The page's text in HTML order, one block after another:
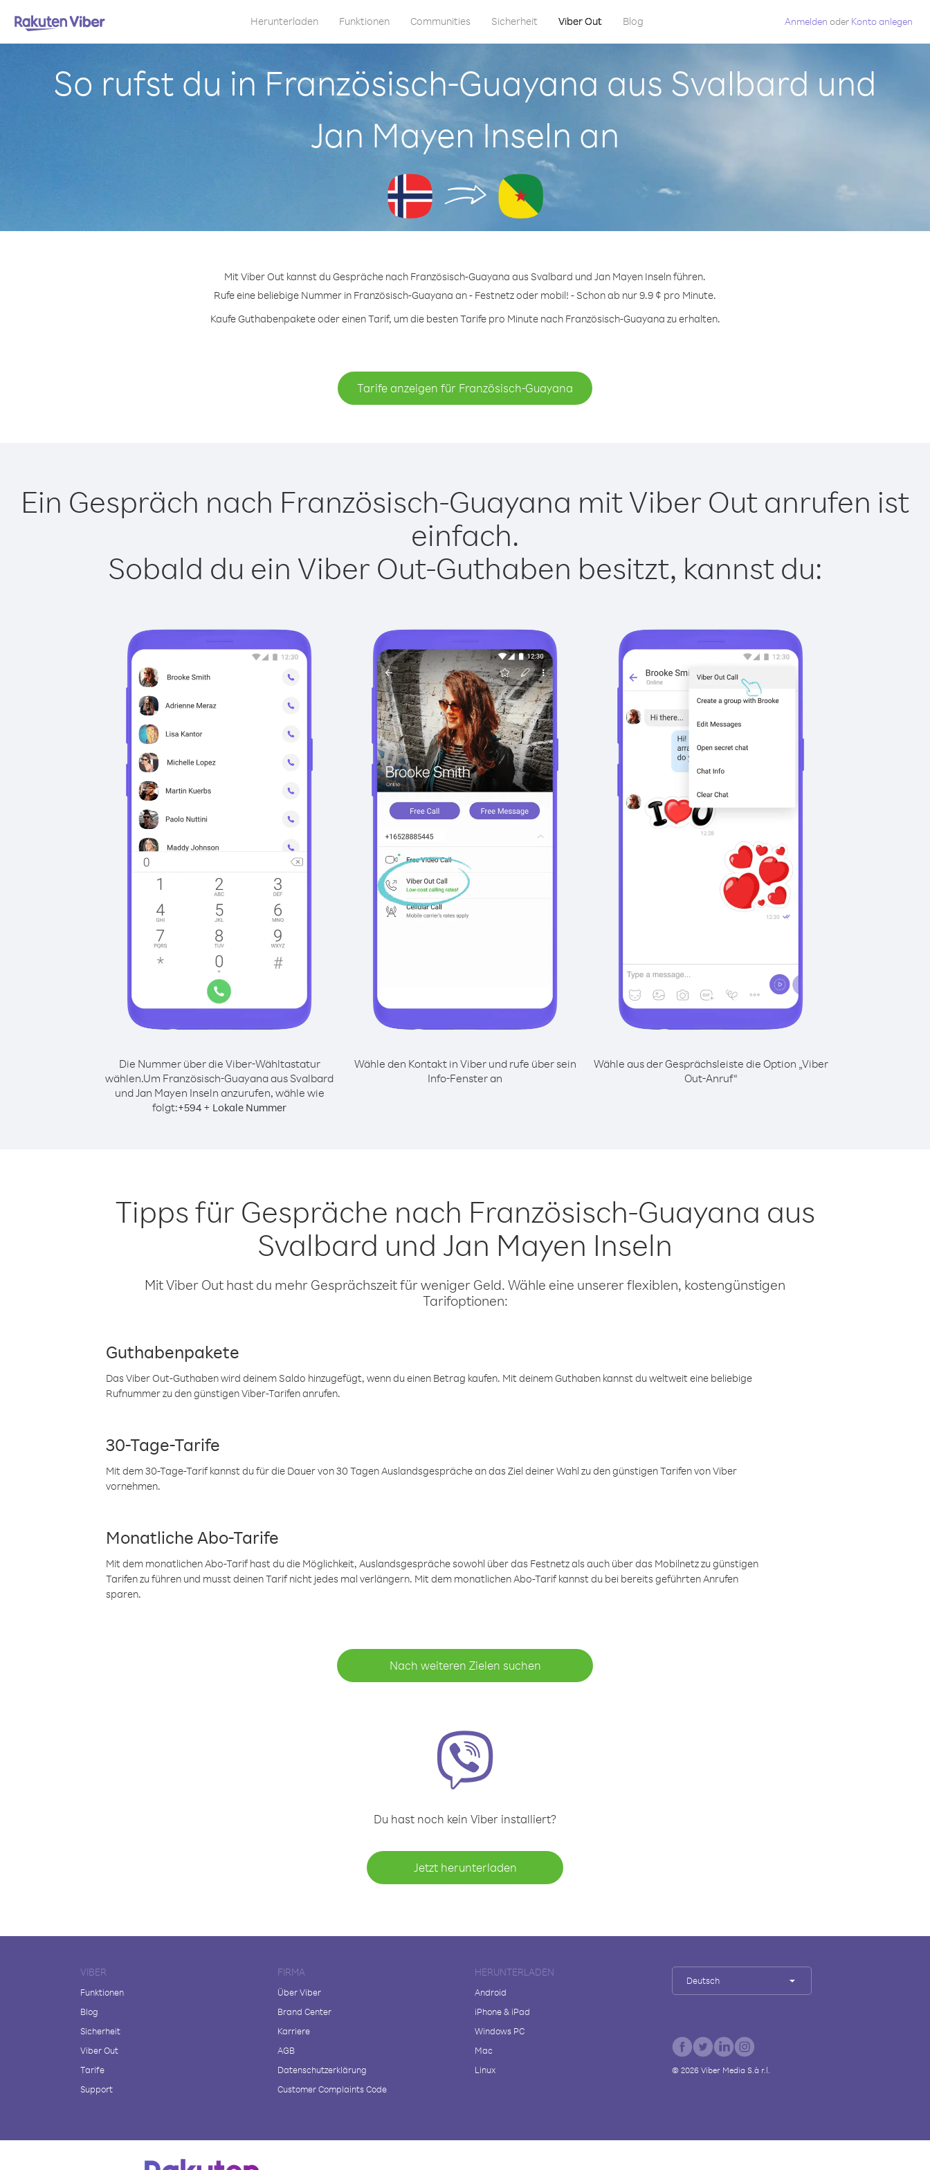
Herunterladen Funktionen Communities Sicherheit Viber Out Blog Anmelden oder Konto anlegen
So rufst du in Französisch-Guayana aus Svalbard und
Jan Mayen Inseln an
Mit Viber Out kannst du Gespräche nach Französisch-Guayana aus Svalbard und Jan Mayen Inseln führen.
Rufe eine beliebige Nummer in Französisch-Guayana an - Festnetz oder mobil! - Schon ab nur 9.9 ¢ pro Minute.
Kaufe Guthabenpakete oder einen Tarif, um die besten Tarife pro Minute nach Französisch-Guayana zu erhalten.
Tarife anzeigen für Französisch-Guayana
Ein Gespräch nach Französisch-Guayana mit Viber Out anrufen ist
einfach.
Sobald du ein Viber Out-Guthaben besitzt, kannst du:
Die Nummer über die Viber-Wähltastatur
wählen.Um Französisch-Guayana aus Svalbard
und Jan Mayen Inseln anzurufen, wähle wie
folgt:+594 + Lokale Nummer
Wähle den Kontakt in Viber und rufe über sein
Info-Fenster an
Wähle aus der Gesprächsleiste die Option „Viber
Out-Anruf“
Tipps für Gespräche nach Französisch-Guayana aus
Svalbard und Jan Mayen Inseln
Mit Viber Out hast du mehr Gesprächszeit für weniger Geld. Wähle eine unserer flexiblen, kostengünstigen
Tarifoptionen:
Guthabenpakete
Das Viber Out-Guthaben wird deinem Saldo hinzugefügt, wenn du einen Betrag kaufen. Mit deinem Guthaben kannst du weltweit eine beliebige
Rufnummer zu den günstigen Viber-Tarifen anrufen.
30-Tage-Tarife
Mit dem 30-Tage-Tarif kannst du für die Dauer von 30 Tagen Auslandsgespräche an das Ziel deiner Wahl zu den günstigen Tarifen von Viber
vornehmen.
Monatliche Abo-Tarife
Mit dem monatlichen Abo-Tarif hast du die Möglichkeit, Auslandsgespräche sowohl über das Festnetz als auch über das Mobilnetz zu günstigen
Tarifen zu führen und musst deinen Tarif nicht jedes mal verlängern. Mit dem monatlichen Abo-Tarif kannst du bei bereits geführten Anrufen
sparen.
Nach weiteren Zielen suchen
Du hast noch kein Viber installiert?
Jetzt herunterladen
VIBER
Funktionen
Blog
Sicherheit
Viber Out
Tarife
Support
FIRMA
Über Viber
Brand Center
Karriere
AGB
Datenschutzerklärung
Customer Complaints Code
HERUNTERLADEN
Android
iPhone & iPad
Windows PC
Mac
Linux
Deutsch
© 2026 Viber Media S.à r.l.